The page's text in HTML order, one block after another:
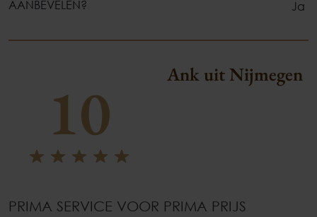
AANBEVELEN?
Ja
10 Ank uit Nijmegen
PRIMA SERVICE VOOR PRIMA PRIJS